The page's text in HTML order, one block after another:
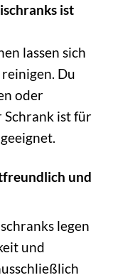
ist
lassen sich
Du
oder
Schrank ist für
und
legen
und